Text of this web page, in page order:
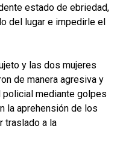
estado de ebriedad,
del lugar e impedirle el
y las dos mujeres
de manera agresiva y
policial mediante golpes
la aprehensión de los
traslado a la